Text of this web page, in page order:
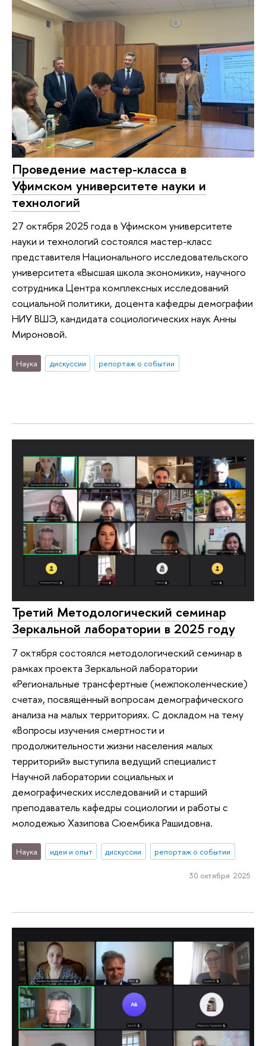
Проведение мастер-класса в
Уфимском университете науки и
технологий
27 октября 2025 года в Уфимском университете
науки и технологий состоялся мастер-класс
представителя Национального исследовательского
университета «Высшая школа экономики», научного
сотрудника Центра комплексных исследований
социальной политики, доцента кафедры демографии
НИУ ВШЭ, кандидата социологических наук Анны
Мироновой.
Наука дискуссии репортаж о событии
Третий Методологический семинар
Зеркальной лаборатории в 2025 году
7 октября состоялся методологический семинар в
рамках проекта Зеркальной лаборатории
«Региональные трансфертные (межпоколенческие)
счета», посвящённый вопросам демографического
анализа на малых территориях. С докладом на тему
«Вопросы изучения смертности и
продолжительности жизни населения малых
территорий» выступила ведущий специалист
Научной лаборатории социальных и
демографических исследований и старший
преподаватель кафедры социологии и работы с
молодежью Хазипова Сюембика Рашидовна.
Наука идеи и опыт дискуссии репортаж о событии
30 октября 2025